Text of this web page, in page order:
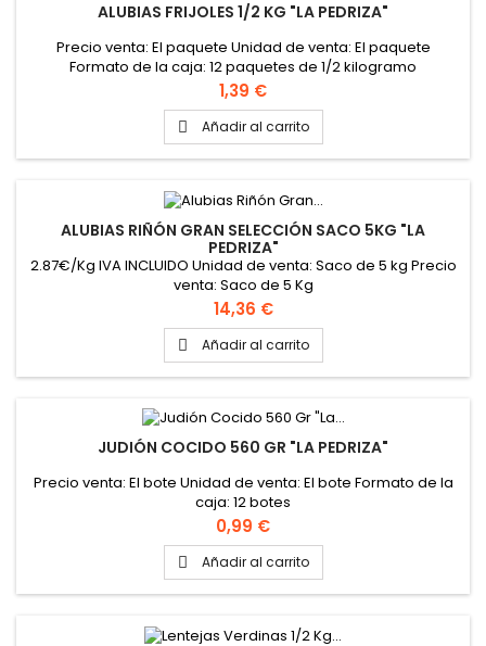
ALUBIAS FRIJOLES 1/2 KG "LA PEDRIZA"
Precio venta: El paquete Unidad de venta: El paquete
Formato de la caja: 12 paquetes de 1/2 kilogramo
Precio
1,39 €
 Añadir al carrito
ALUBIAS RIÑÓN GRAN SELECCIÓN SACO 5KG "LA
PEDRIZA"
2.87€/Kg IVA INCLUIDO Unidad de venta: Saco de 5 kg Precio
venta: Saco de 5 Kg
Precio
14,36 €
 Añadir al carrito
JUDIÓN COCIDO 560 GR "LA PEDRIZA"
Precio venta: El bote Unidad de venta: El bote Formato de la
caja: 12 botes
Precio
0,99 €
 Añadir al carrito